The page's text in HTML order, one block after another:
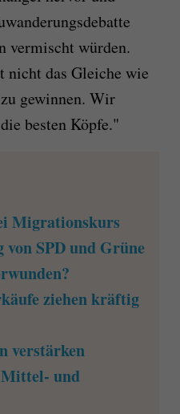
vermischt würden.
das Gleiche wie
gewinnen. Wir
besten Köpfe."
Migrationskurs
SPD und Grüne
ziehen kräftig
verstärken
und